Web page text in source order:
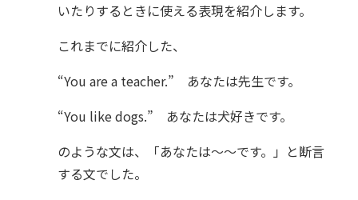
いたりするときに使える表現を紹介します。
これまでに紹介した、
“You are a teacher.” あなたは先生です。
“You like dogs.” あなたは犬好きです。
のような文は、「あなたは～～です。」と断言
する文でした。